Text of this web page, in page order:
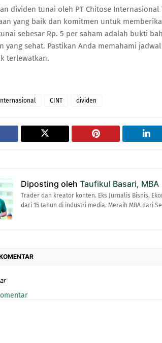
dividen tunai oleh PT Chitose
yang baik dan komitmen untuk
sebesar Rp. 5 per saham adalah bukti
yang sehat. Pastikan Anda memahami
terlewatkan.
CINT dividen
Diposting oleh Taufikul Basari, MBA
Trader dan kreator konten. Eks Jurnalis Bisnis,
dari 15 tahun di industri media. Meraih MBA dari